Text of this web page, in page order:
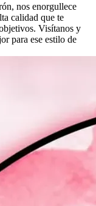
nos enorgullece
calidad que te
Visítanos y
para ese estilo de